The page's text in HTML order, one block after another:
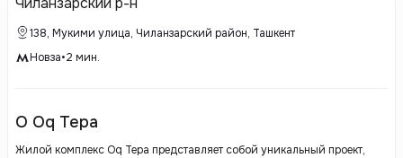
138, Мукими улица, Чиланзарский район, Ташкент
Новза•2 мин.
О Oq Tepa
Жилой комплекс Oq Tepa представляет собой уникальный проект,